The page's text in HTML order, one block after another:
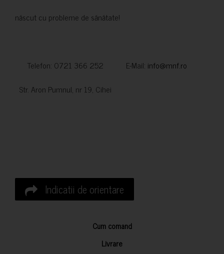
născut cu probleme de sănătate!
Telefon: 0721 366 252 E-Mail: info@mnf.ro
Str. Aron Pumnul, nr 19, Cihei
Indicatii de orientare
Cum comand
Livrare